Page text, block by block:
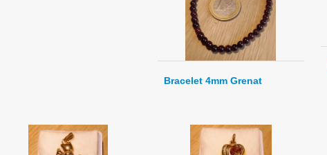
Bracelet 4mm Grenat